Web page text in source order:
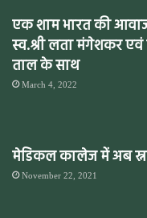
एक शाम भारत की
स्व.श्री लता मंगेशकर एवं
ताल के साथ
March 4, 2022
मेडिकल कालेज में अब
November 22, 2021